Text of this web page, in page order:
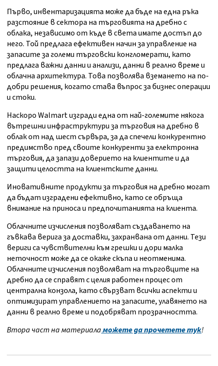
Първо, инвентаризацията може да бъде на една ръка
разстояние в сектора на търговията на дребно с
облака, независимо от къде в света имате достъп до
него. Той предлага ефективен начин за управление на
запасите за големи търговски конгломерати, като
предлага важни данни и анализи, данни в реално време и
облачна архитектура. Това позволява вземането на по-
добри решения, когато става въпрос за бизнес операции
и стоки.
Наскоро Walmart изгради една от най-големите някога
вътрешни инфраструктури за търговия на дребно в
облак от над шест сървъра, за да спечели конкурентно
предимство пред своите конкуренти за електронна
търговия, да запази доверието на клиентите и да
защити целостта на клиентските данни.
Иновативните продукти за търговия на дребно могат
да бъдат изградени ефективно, като се обръща
внимание на приноса и предпочитанията на клиента.
Облачните изчисления позволяват създаването на
гъвкава верига за доставки, захранвана от данни. Тези
вериги са чувствителни към грешки и дори малка
неточност може да се окаже скъпа и неотменима.
Облачните изчисления позволяват на търговците на
дребно да се справят с целия работен процес от
централна конзола, като свързват всички аспекти и
оптимизират управлението на запасите, улавянето на
данни в реално време и подобряват прозрачността.
Втора част на материаламожете да прочетете тук!